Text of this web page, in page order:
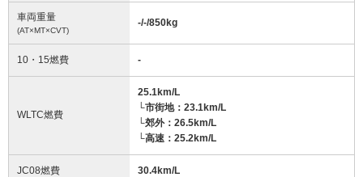
車両重量
(AT×MT×CVT)
-/-/850kg
10・15燃費 -
WLTC燃費
25.1km/L
└市街地：23.1km/L
└郊外：26.5km/L
└高速：25.2km/L
JC08燃費 30.4km/L